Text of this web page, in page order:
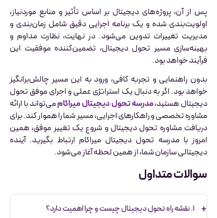
پس از آن، پروژه‌های دیجیتال بر اساس تأثیر و منابع موردنیاز،
اولویت‌بندی شده و یک برنامه اجرایی دقیق شامل زمان‌بندی و
مدیریت تغییرات تدوین می‌شود. در نهایت، نظارت مداوم و
بهینه‌سازی مسیر تحول دیجیتال، تضمین‌کننده موفقیت این
فرآیند خواهد بود.
بدون راهنمایی و تجربه کافی، ورود به این مسیر چالش‌برانگیز
خواهد بود. اگر به دنبال یک استراتژی عملی و اجرای موفق تحول
دیجیتال هستید،مدرسه تحول دیجیتال میراکاممی‌تواند با ارائه
مشاوره تخصصی و راهکارهای اجرایی، مسیر شما را هموار کند. برای
دریافت مشاوره تحول دیجیتال و شروع یک تغییر موفق، همین
امروز با مدرسه تحول دیجیتال میراکام ارتباط بگیرید. آینده
دیجیتالی سازمان شما، از همین لحظه آغاز می‌شود.
سوالات متداول